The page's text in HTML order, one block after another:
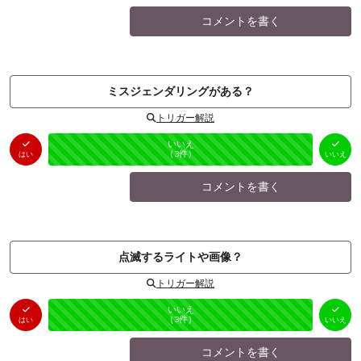
コメントを書く
ミスジェンダリングがある？
トリガー解説
はい
はい
（0件）
未投票
いいえ
（3件） いいえ
コメントを書く
点滅するライトや画像？
トリガー解説
はい
はい
（0件）
未投票
いいえ
（3件） いいえ
コメントを書く